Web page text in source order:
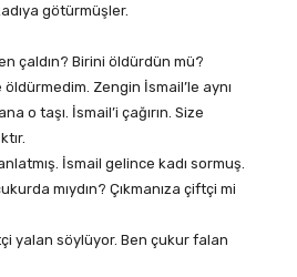
götürmüşler.
çaldın? Birini öldürdün mü?
öldürmedim. Zengin İsmail’le aynı
o taşı. İsmail’i çağırın. Size
İsmail gelince kadı sormuş.
mıydın? Çıkmanıza çiftçi mi
yalan söylüyor. Ben çukur falan